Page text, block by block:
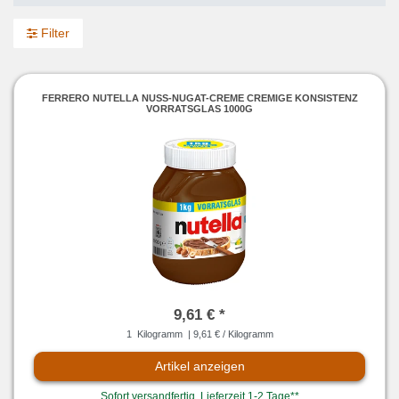
Filter
FERRERO NUTELLA NUSS-NUGAT-CREME CREMIGE KONSISTENZ
VORRATSGLAS 1000G
9,61 € *
1 Kilogramm | 9,61 € / Kilogramm
Artikel anzeigen
Sofort versandfertig, Lieferzeit 1-2 Tage**